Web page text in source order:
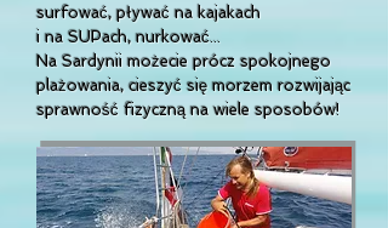
surfować, pływać na kajakach
i na SUPach, nurkować...
Na Sardynii możecie prócz spokojnego
plażowania, cieszyć się morzem rozwijając
sprawność fizyczną na wiele sposobów!